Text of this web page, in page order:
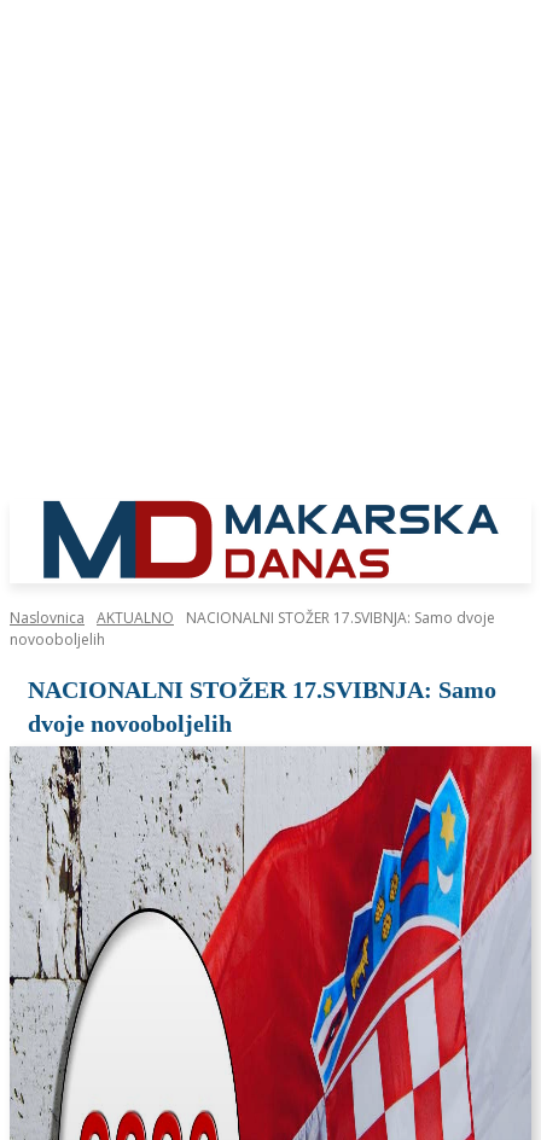
Naslovnica AKTUALNO
NACIONALNI STOŽER 17.SVIBNJA: Samo dvoje
novooboljelih
NACIONALNI STOŽER 17.SVIBNJA: Samo
dvoje novooboljelih